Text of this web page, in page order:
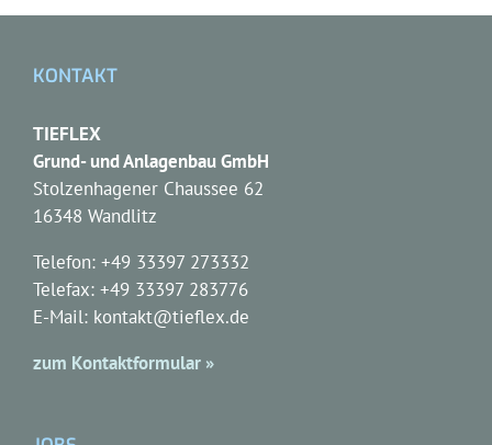
KONTAKT
TIEFLEX
Grund- und Anlagenbau GmbH
Stolzenhagener Chaussee 62
16348 Wandlitz
Telefon: +49 33397 273332
Telefax: +49 33397 283776
E-Mail: kontakt@tieflex.de
zum Kontaktformular »